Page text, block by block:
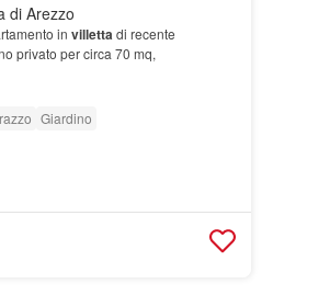
di Arezzo
in villettadi recente
privato per circa 70 mq,
Giardino